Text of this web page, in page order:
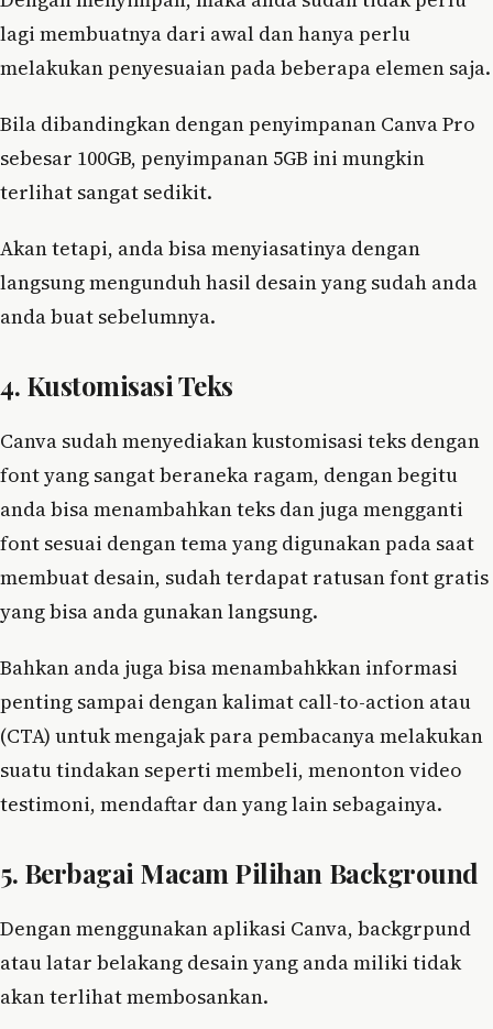
lagi membuatnya dari awal dan hanya perlu
melakukan penyesuaian pada beberapa elemen saja.
Bila dibandingkan dengan penyimpanan Canva Pro
sebesar 100GB, penyimpanan 5GB ini mungkin
terlihat sangat sedikit.
Akan tetapi, anda bisa menyiasatinya dengan
langsung mengunduh hasil desain yang sudah anda
anda buat sebelumnya.
4. Kustomisasi Teks
Canva sudah menyediakan kustomisasi teks dengan
font yang sangat beraneka ragam, dengan begitu
anda bisa menambahkan teks dan juga mengganti
font sesuai dengan tema yang digunakan pada saat
membuat desain, sudah terdapat ratusan font gratis
yang bisa anda gunakan langsung.
Bahkan anda juga bisa menambahkkan informasi
penting sampai dengan kalimat call-to-action atau
(CTA) untuk mengajak para pembacanya melakukan
suatu tindakan seperti membeli, menonton video
testimoni, mendaftar dan yang lain sebagainya.
5. Berbagai Macam Pilihan Background
Dengan menggunakan aplikasi Canva, backgrpund
atau latar belakang desain yang anda miliki tidak
akan terlihat membosankan.